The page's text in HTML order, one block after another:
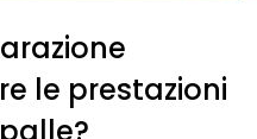
le prestazioni